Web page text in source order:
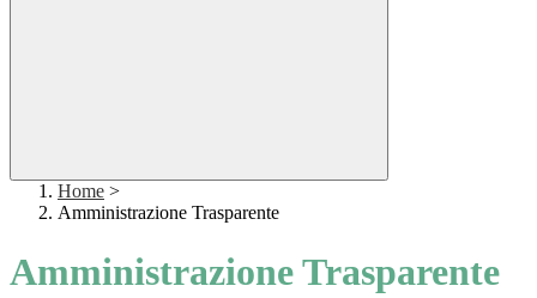
Home >
Amministrazione Trasparente
Amministrazione Trasparente